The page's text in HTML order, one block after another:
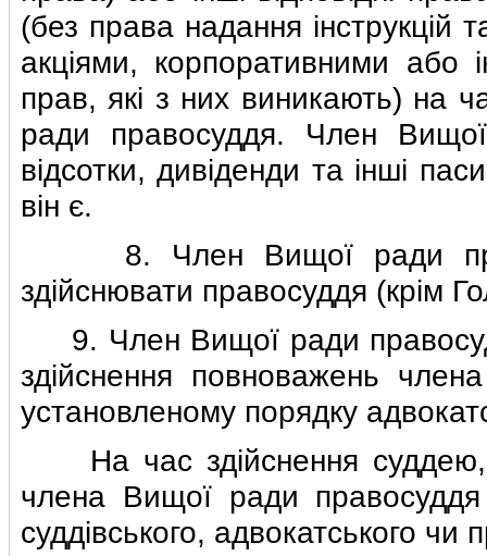
(без права надання iнструкцiй
акцiями, корпоративними
прав, якi з них виникають) на
ради правосуддя. Член
вiдсотки, дивiденди та iншi
вiн є.
8. Член Вищої ради
здiйснювати правосуддя (крiм
9. Член Вищої ради
здiйснення повноважень
установленому порядку
На час здiйснення суддею,
члена Вищої ради
суддiвського, адвокатського чи